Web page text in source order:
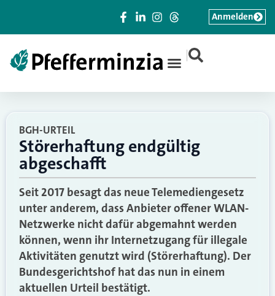
|
Anmelden
BGH-URTEIL
Störerhaftung endgültig
abgeschafft
Seit 2017 besagt das neue Telemediengesetz
unter anderem, dass Anbieter offener WLAN-
Netzwerke nicht dafür abgemahnt werden
können, wenn ihr Internetzugang für illegale
Aktivitäten genutzt wird (Störerhaftung). Der
Bundesgerichtshof hat das nun in einem
aktuellen Urteil bestätigt.